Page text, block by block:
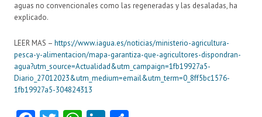
aguas no convencionales como las regeneradas y las desaladas, ha
explicado.
LEER MAS – https://www.iagua.es/noticias/ministerio-agricultura-
pesca-y-alimentacion/mapa-garantiza-que-agricultores-dispondran-
agua?utm_source=Actualidad&utm_campaign=1fb19927a5-
Diario_27012023&utm_medium=email&utm_term=0_8ff5bc1576-
1fb19927a5-304824313